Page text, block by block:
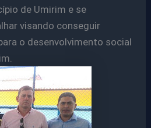
de Umirim e se
visando conseguir
o desenvolvimento social